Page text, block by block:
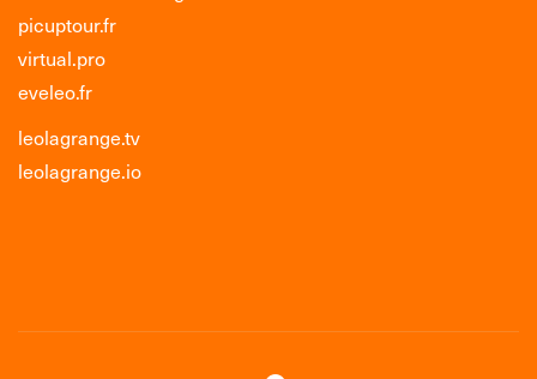
picuptour.fr
virtual.pro
eveleo.fr
leolagrange.tv
leolagrange.io